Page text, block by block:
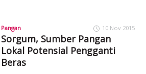
Pangan 10 Nov 2015
Sorgum, Sumber Pangan
Lokal Potensial Pengganti
Beras